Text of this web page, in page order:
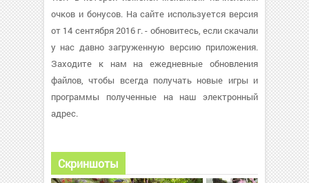
очков и бонусов. На сайте используется версия
от 14 сентября 2016 г. - обновитесь, если скачали
у нас давно загруженную версию приложения.
Заходите к нам на ежедневные обновления
файлов, чтобы всегда получать новые игры и
программы полученные на наш электронный
адрес.
Скриншоты